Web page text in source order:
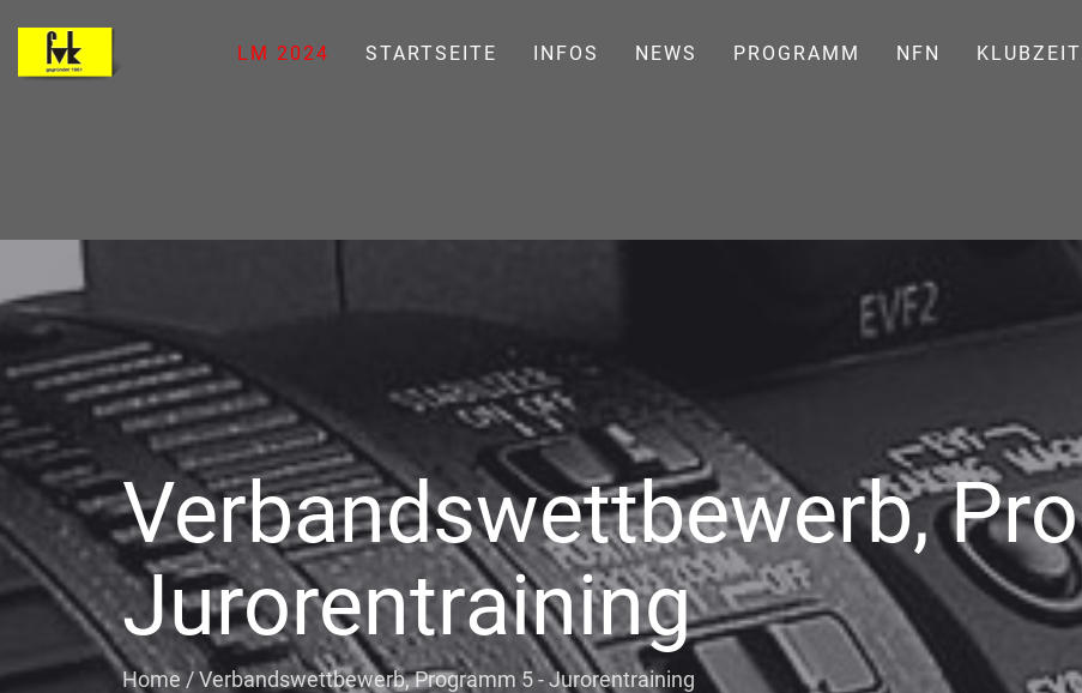
LM 2024 STARTSEITE INFOS NEWS PROGRAMM NFN
Verbandswettbewerb,
Jurorentraining
Home /Verbandswettbewerb, Programm 5 - Jurorentraining